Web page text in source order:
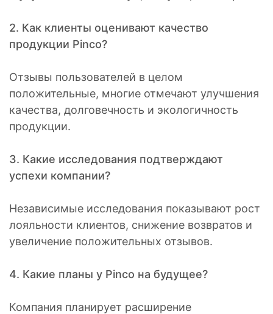
2. Как клиенты оценивают качество
продукции Pinco?
Отзывы пользователей в целом
положительные, многие отмечают улучшения
качества, долговечность и экологичность
продукции.
3. Какие исследования подтверждают
успехи компании?
Независимые исследования показывают рост
лояльности клиентов, снижение возвратов и
увеличение положительных отзывов.
4. Какие планы у Pinco на будущее?
Компания планирует расширение